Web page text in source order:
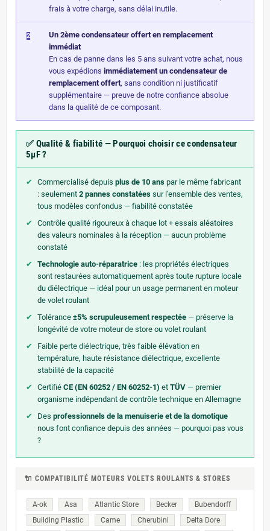
frais à votre charge, sans délai inutile.
2
Un 2ème condensateur offert en remplacement
immédiat
En cas de panne dans les 5 ans suivant votre achat, nous
vous expédions immédiatement un condensateur de
remplacement offert, sans condition ni justificatif
supplémentaire — preuve de notre confiance absolue
dans la qualité de ce composant.
✅ Qualité & fiabilité — Pourquoi choisir ce condensateur
5µF ?
✔ Commercialisé depuis plus de 10 ans par le même fabricant
: seulement 2 pannes constatées sur l'ensemble des ventes,
tous modèles confondus — fiabilité constatée
✔ Contrôle qualité rigoureux à chaque lot + essais aléatoires
des valeurs nominales à la réception — aucun problème
constaté
✔ Technologie auto-réparatrice : les propriétés électriques
sont restaurées automatiquement après toute rupture locale
du diélectrique — idéal pour un usage permanent en moteur
de volet roulant
✔ Tolérance ±5% scrupuleusement respectée — préserve la
longévité de votre moteur de store ou volet roulant
✔
Faible perte diélectrique, très faible élévation en
température, haute résistance diélectrique, excellente
stabilité de la capacité
✔ Certifié CE (EN 60252 / EN 60252-1) et TÜV — premier
organisme indépendant de contrôle technique en Allemagne
✔
Des professionnels de la menuiserie et de la domotique
nous font confiance depuis des années — pourquoi pas vous
?
🔌 COMPATIBILITÉ MOTEURS VOLETS ROULANTS & STORES
A-ok Asa Atlantic Store Becker
Bubendorff
Building Plastic
Came Cherubini
Delta Dore